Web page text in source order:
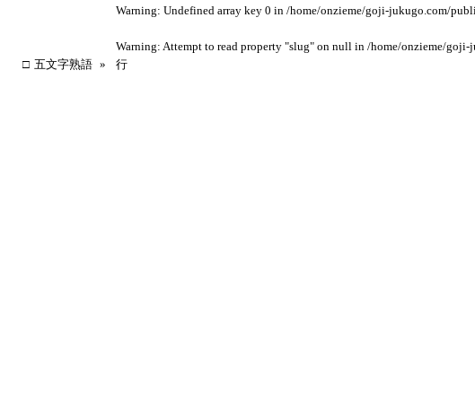
五文字熟語
Warning: Undefined array key 0 in /home/onzieme/goji-jukugo.com/
Warning: Attempt to read property "slug" on null in /home/onzieme/goji-
行